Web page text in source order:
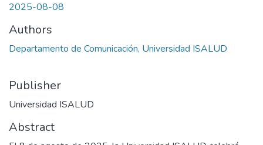
2025-08-08
Authors
Departamento de Comunicación, Universidad ISALUD
Publisher
Universidad ISALUD
Abstract